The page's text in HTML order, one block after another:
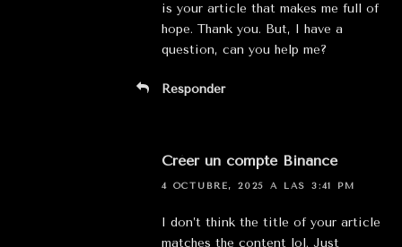
is your article that makes me full of
hope. Thank you. But, I have a
question, can you help me?
Responder
Créer un compte Binance
4 OCTUBRE, 2025 A LAS 3:41 PM
I don’t think the title of your article
matches the content lol. Just